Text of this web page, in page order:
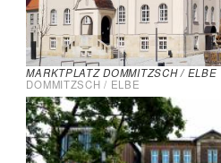
MARKTPLATZ DOMMITZSCH / ELBE
DOMMITZSCH / ELBE